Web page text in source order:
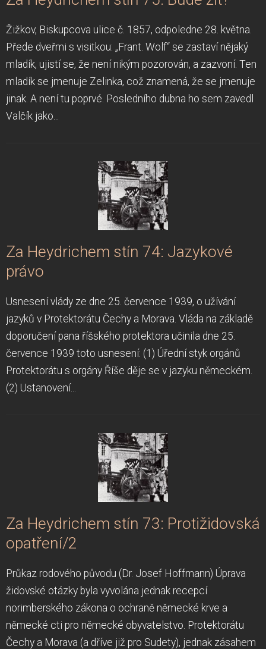
Žižkov, Biskupcova ulice č. 1857, odpoledne 28. května.
Přede dveřmi s visitkou: „Frant. Wolf“ se zastaví nějaký
mladík, ujistí se, že není nikým pozorován, a zazvoní. Ten
mladík se jmenuje Zelinka, což znamená, že se jmenuje
jinak. A není tu poprvé. Posledního dubna ho sem zavedl
Valčík jako...
Za Heydrichem stín 74: Jazykové
právo
Usnesení vlády ze dne 25. července 1939, o užívání
jazyků v Protektorátu Čechy a Morava. Vláda na základě
doporučení pana říšského protektora učinila dne 25.
července 1939 toto usnesení: (1) Úřední styk orgánů
Protektorátu s orgány Říše děje se v jazyku německém.
(2) Ustanovení...
Za Heydrichem stín 73: Protižidovská
opatření/2
Průkaz rodového původu (Dr. Josef Hoffmann) Úprava
židovské otázky byla vyvolána jednak recepcí
norimberského zákona o ochraně německé krve a
německé cti pro německé obyvatelstvo. Protektorátu
Čechy a Morava (a dříve již pro Sudety), jednak zásahem